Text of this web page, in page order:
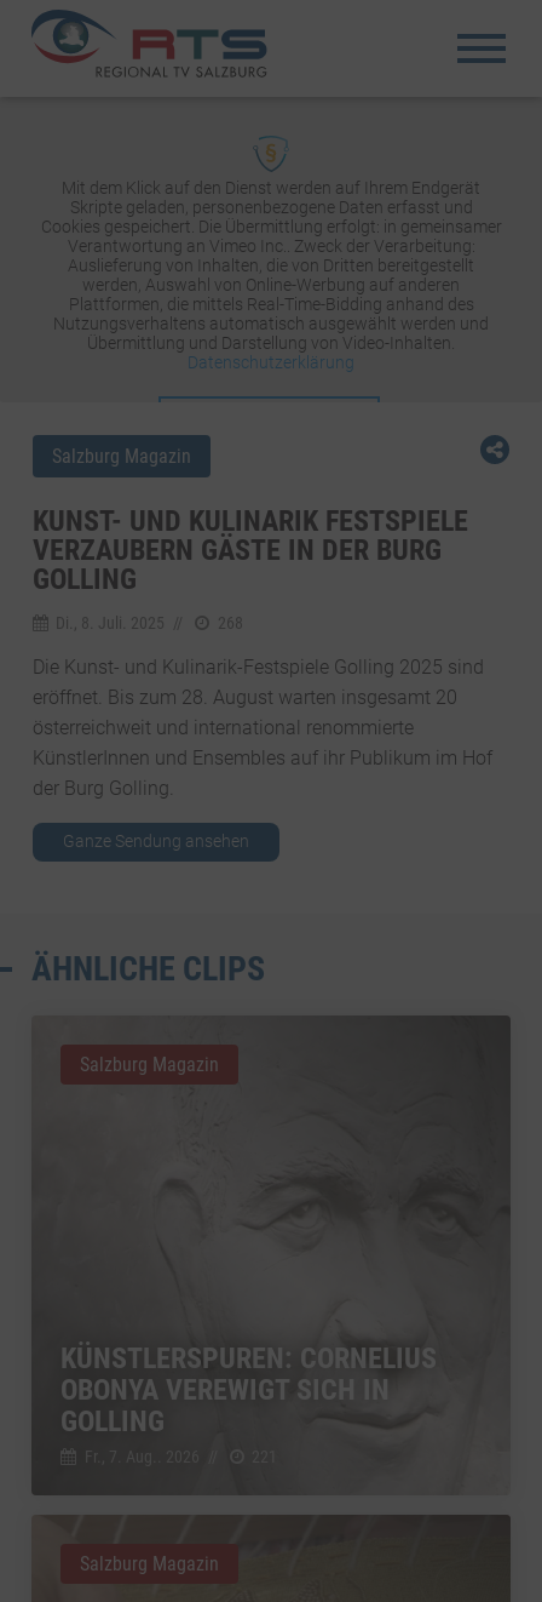
Mit dem Klick auf den Dienst werden auf Ihrem Endgerät
Skripte geladen, personenbezogene Daten erfasst und
Cookies gespeichert. Die Übermittlung erfolgt: in gemeinsamer
Verantwortung an Vimeo Inc.. Zweck der Verarbeitung:
Auslieferung von Inhalten, die von Dritten bereitgestellt
werden, Auswahl von Online-Werbung auf anderen
Plattformen, die mittels Real-Time-Bidding anhand des
Nutzungsverhaltens automatisch ausgewählt werden und
Übermittlung und Darstellung von Video-Inhalten.
Datenschutzerklärung
Salzburg Magazin
KUNST- UND KULINARIK FESTSPIELE
VERZAUBERN GÄSTE IN DER BURG
GOLLING
Di., 8. Juli. 2025 268
Die Kunst- und Kulinarik-Festspiele Golling 2025 sind
eröffnet. Bis zum 28. August warten insgesamt 20
österreichweit und international renommierte
KünstlerInnen und Ensembles auf ihr Publikum im Hof
der Burg Golling.
Ganze Sendung ansehen
ÄHNLICHE CLIPS
KÜNSTLERSPUREN: CORNELIUS
OBONYA VEREWIGT SICH IN
GOLLING
Fr., 7. Aug.. 2026
Salzburg Magazin
Salzburg Magazin